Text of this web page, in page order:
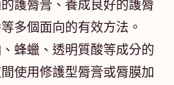
護脣膏、養成良好的護脣
多個面向的有效方法。
蜂蠟、透明質酸等成分的
使用修護型脣膏或脣膜加